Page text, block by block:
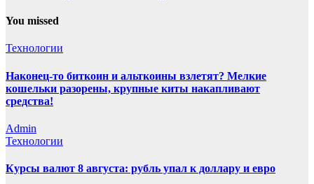
You missed
Технологии
Наконец-то биткоин и альткоины взлетят? Мелкие
кошельки разорены, крупные киты накапливают
средства!
Admin
Технологии
Курсы валют 8 августа: рубль упал к доллару и евро